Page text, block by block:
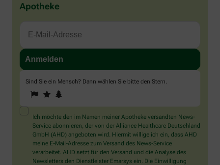
Apotheke
Sind Sie ein Mensch? Dann wählen Sie bitte den Stern.
Sind
Sie
ein
Mensch?
Dann
wählen
Sie
bitte
den
1 2
Ich möchte den im Namen meiner Apotheke versandten News-
Service abonnieren, der von der Alliance Healthcare Deutschland
GmbH (AHD) angeboten wird. Hiermit willige ich ein, dass AHD
meine E-Mail-Adresse zum Versand des News-Service
verarbeitet. AHD setzt für den Versand und die Analyse des
Newsletters den Dienstleister Emarsys ein. Die Einwilligung